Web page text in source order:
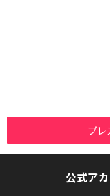
プレ
公式ア